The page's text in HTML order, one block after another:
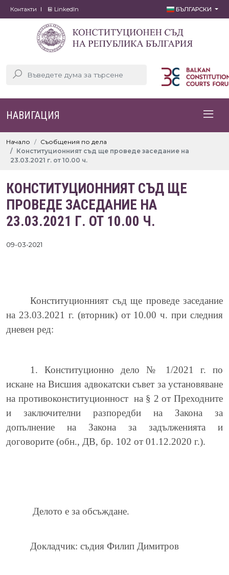
Контакти LinkedIn БЪЛГАРСКИ
НАВИГАЦИЯ
Начало
Съобщения по дела
Конституционният съд ще проведе заседание на
23.03.2021 г. от 10.00 ч.
КОНСТИТУЦИОННИЯТ СЪД ЩЕ
ПРОВЕДЕ ЗАСЕДАНИЕ НА
23.03.2021 Г. ОТ 10.00 Ч.
09-03-2021
Конституционният съд ще проведе заседание
на 23.03.2021 г. (вторник) от 10.00 ч. при следния
дневен ред:
1. Конституционно дело № 1/2021 г. по
искане на Висшия адвокатски съвет за установяване
на противоконституционност на § 2 от Преходните
и заключителни разпоредби на Закона за
допълнение на Закона за задълженията и
договорите (обн., ДВ, бр. 102 от 01.12.2020 г.).
Делото е за обсъждане.
Докладчик: съдия Филип Димитров